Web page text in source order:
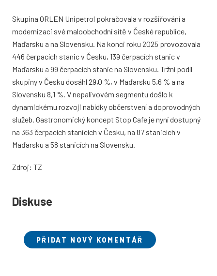
Skupina ORLEN Unipetrol pokračovala v rozšiřování a
modernizaci své maloobchodní sítě v České republice,
Maďarsku a na Slovensku. Na konci roku 2025 provozovala
446 čerpacích stanic v Česku, 139 čerpacích stanic v
Maďarsku a 99 čerpacích stanic na Slovensku. Tržní podíl
skupiny v Česku dosáhl 29,0 %, v Maďarsku 5,6 % a na
Slovensku 8,1 %. V nepalivovém segmentu došlo k
dynamickému rozvoji nabídky občerstvení a doprovodných
služeb. Gastronomický koncept Stop Cafe je nyní dostupný
na 363 čerpacích stanicích v Česku, na 87 stanicích v
Maďarsku a 58 stanicích na Slovensku.
Zdroj: TZ
Diskuse
PŘIDAT NOVÝ KOMENTÁŘ